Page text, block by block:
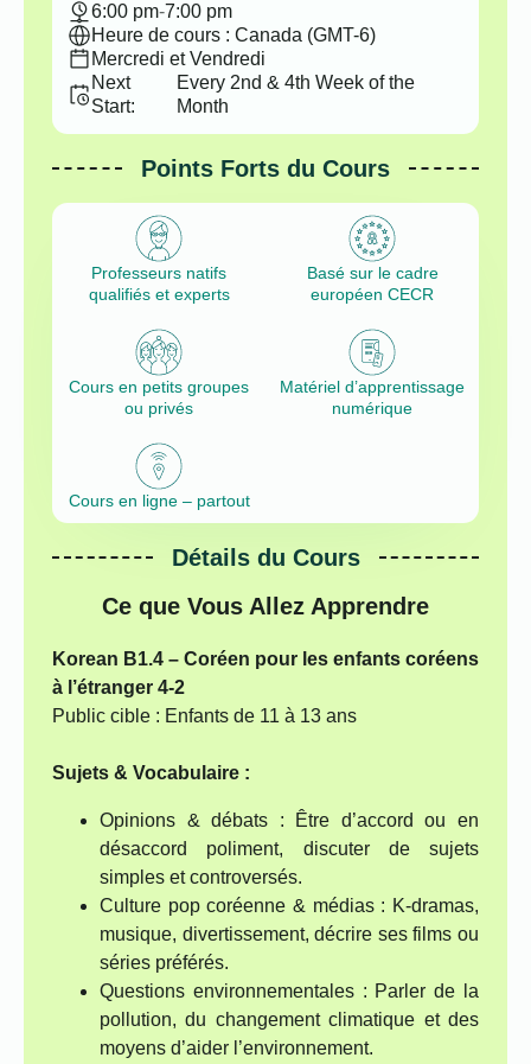
6:00 pm-7:00 pm
Heure de cours : Canada (GMT-6)
Mercredi et Vendredi
Next
Start:
Every 2nd & 4th Week of the
Month
Points Forts du Cours
Professeurs natifs
qualifiés et experts
Basé sur le cadre
européen CECR
Cours en petits groupes
ou privés
Matériel d’apprentissage
numérique
Cours en ligne – partout
Détails du Cours
Ce que Vous Allez Apprendre
Korean B1.4 – Coréen pour les enfants coréens
à l’étranger 4‑2
Public cible : Enfants de 11 à 13 ans
Sujets & Vocabulaire :
Opinions & débats : Être d’accord ou en
désaccord poliment, discuter de sujets
simples et controversés.
Culture pop coréenne & médias : K-dramas,
musique, divertissement, décrire ses films ou
séries préférés.
Questions environnementales : Parler de la
pollution, du changement climatique et des
moyens d’aider l’environnement.